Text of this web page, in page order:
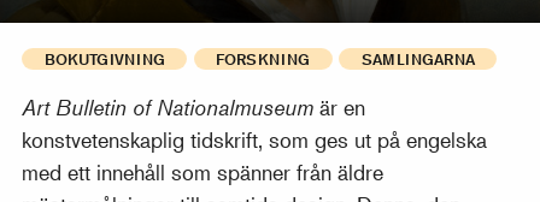
BOKUTGIVNING FORSKNING SAMLINGARNA
Art Bulletin of Nationalmuseum är en
konstvetenskaplig tidskrift, som ges ut på engelska
med ett innehåll som spänner från äldre